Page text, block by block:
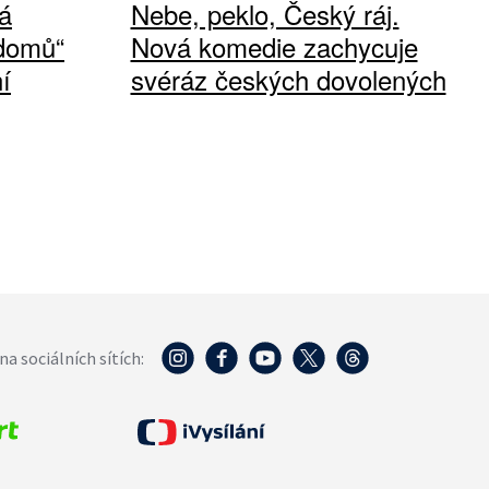
Nebe, peklo, Český ráj.
Nová komedie zachycuje
svéráz českých dovolených
sociálních sítích: